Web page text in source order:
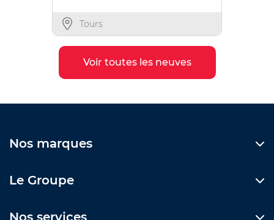
Tours
Voir toutes les neuves
Nos marques
Le Groupe
Nos services